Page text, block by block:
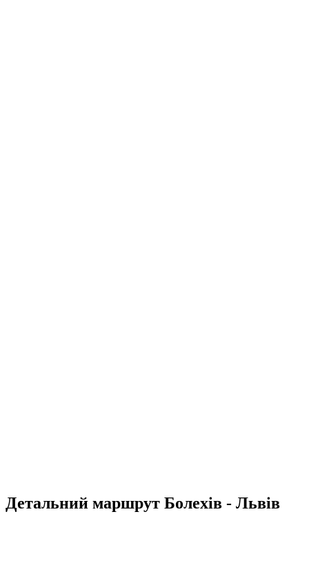
Детальний маршрут Болехів - Львів